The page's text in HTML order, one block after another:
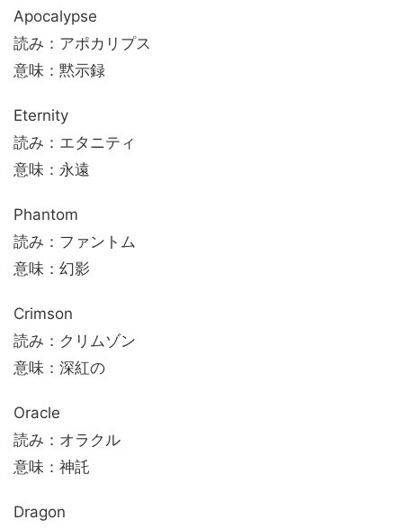
Apocalypse
読み：アポカリプス
意味：黙示録
Eternity
読み：エタニティ
意味：永遠
Phantom
読み：ファントム
意味：幻影
Crimson
読み：クリムゾン
意味：深紅の
Oracle
読み：オラクル
意味：神託
Dragon